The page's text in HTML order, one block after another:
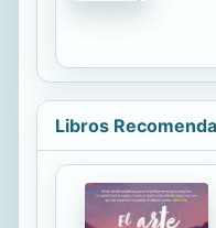
Holy
Libros